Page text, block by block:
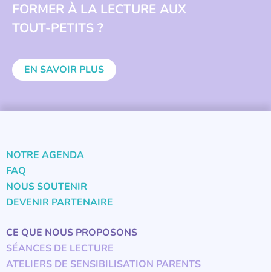
FORMER À LA LECTURE AUX
TOUT-PETITS ?
EN SAVOIR PLUS
NOTRE AGENDA
FAQ
NOUS SOUTENIR
DEVENIR PARTENAIRE
CE QUE NOUS PROPOSONS
SÉANCES DE LECTURE
ATELIERS DE SENSIBILISATION PARENTS